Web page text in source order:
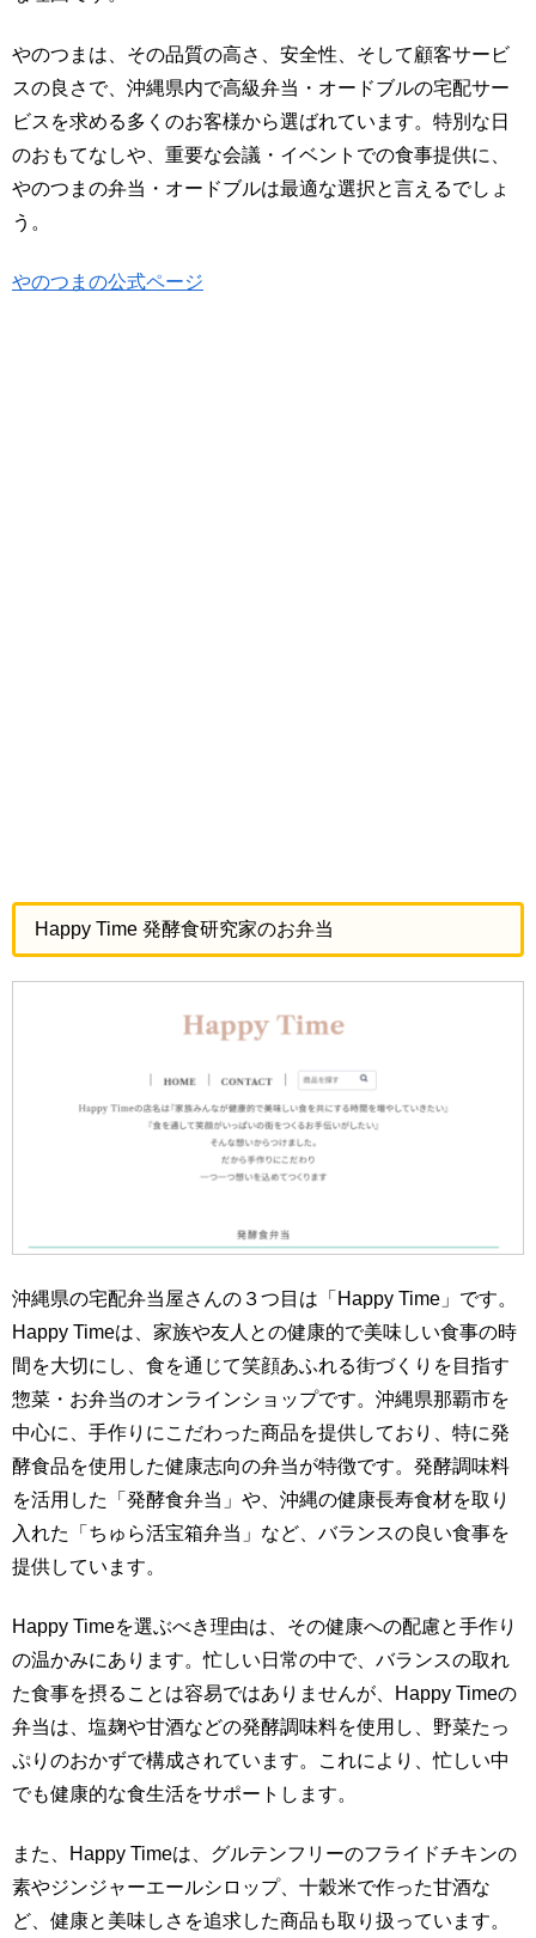
やのつまは、その品質の高さ、安全性、そして顧客サービ
スの良さで、沖縄県内で高級弁当・オードブルの宅配サー
ビスを求める多くのお客様から選ばれています。特別な日
のおもてなしや、重要な会議・イベントでの食事提供に、
やのつまの弁当・オードブルは最適な選択と言えるでしょ
う。
やのつまの公式ページ
Happy Time 発酵食研究家のお弁当
沖縄県の宅配弁当屋さんの３つ目は「Happy Time」です。
Happy Timeは、家族や友人との健康的で美味しい食事の時
間を大切にし、食を通じて笑顔あふれる街づくりを目指す
惣菜・お弁当のオンラインショップです。沖縄県那覇市を
中心に、手作りにこだわった商品を提供しており、特に発
酵食品を使用した健康志向の弁当が特徴です。発酵調味料
を活用した「発酵食弁当」や、沖縄の健康長寿食材を取り
入れた「ちゅら活宝箱弁当」など、バランスの良い食事を
提供しています。
Happy Timeを選ぶべき理由は、その健康への配慮と手作り
の温かみにあります。忙しい日常の中で、バランスの取れ
た食事を摂ることは容易ではありませんが、Happy Timeの
弁当は、塩麹や甘酒などの発酵調味料を使用し、野菜たっ
ぷりのおかずで構成されています。これにより、忙しい中
でも健康的な食生活をサポートします。
また、Happy Timeは、グルテンフリーのフライドチキンの
素やジンジャーエールシロップ、十穀米で作った甘酒な
ど、健康と美味しさを追求した商品も取り扱っています。